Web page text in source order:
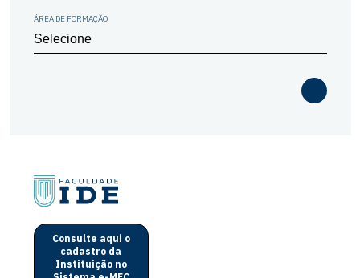
ÁREA DE FORMAÇÃO
Consulte aqui o
cadastro da
Instituição no